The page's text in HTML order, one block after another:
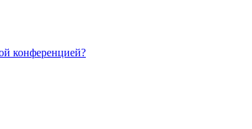
конференцией?